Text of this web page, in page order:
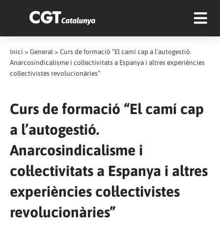
Inici > General > Curs de formació “El camí cap a l’autogestió.
Anarcosindicalisme i col·lectivitats a Espanya i altres experiències
col·lectivistes revolucionàries”
Curs de formació “El camí cap
a l’autogestió.
Anarcosindicalisme i
col·lectivitats a Espanya i altres
experiències col·lectivistes
revolucionàries”